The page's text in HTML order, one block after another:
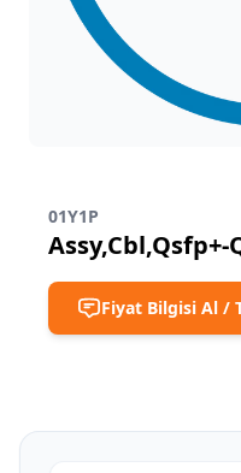
01Y1P
Assy,Cbl,Qsfp+-
Fiyat Bilgisi Al /